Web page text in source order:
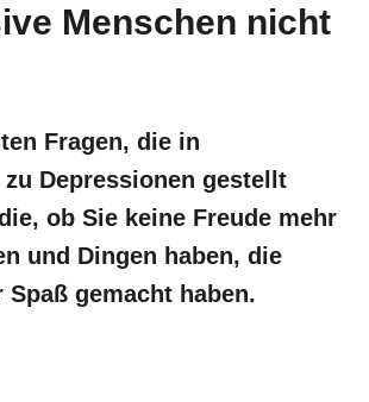
Menschen nicht
Fragen, die in
zu Depressionen gestellt
ob Sie keine Freude mehr
und Dingen haben, die
Spaß gemacht haben.